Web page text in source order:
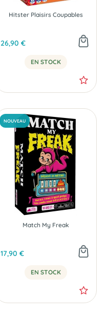
Hitster Plaisirs Coupables
26,90 €
EN STOCK
Match My Freak
17,90 €
EN STOCK